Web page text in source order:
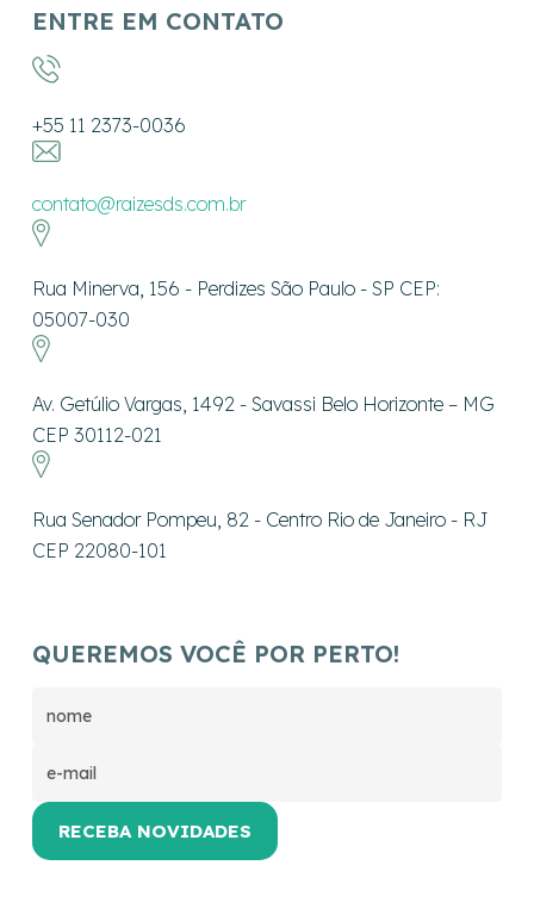
ENTRE EM CONTATO
+55 11 2373-0036
contato@raizesds.com.br
Rua Minerva, 156 - Perdizes São Paulo - SP CEP:
05007-030
Av. Getúlio Vargas, 1492 - Savassi Belo Horizonte – MG
CEP 30112-021
Rua Senador Pompeu, 82 - Centro Rio de Janeiro - RJ
CEP 22080-101
QUEREMOS VOCÊ POR PERTO!